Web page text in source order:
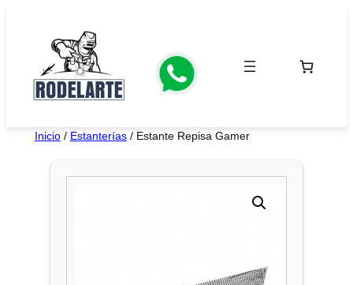
contenido
Inicio/ Estanterías/ Estante Repisa Gamer